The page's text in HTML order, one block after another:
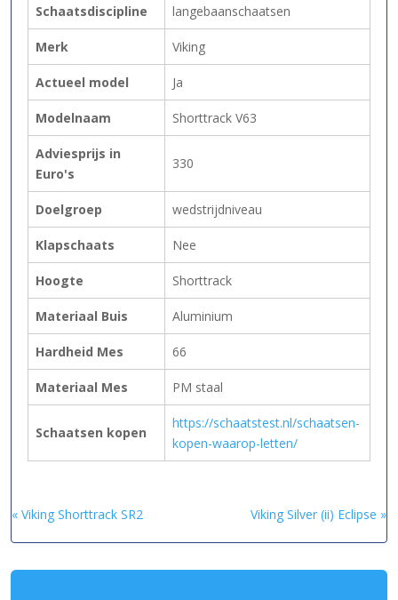
Schaatsdiscipline langebaanschaatsen
Merk Viking
Actueel model Ja
Modelnaam Shorttrack V63
Adviesprijs in
Euro's
330
Doelgroep wedstrijdniveau
Klapschaats Nee
Hoogte Shorttrack
Materiaal Buis Aluminium
Hardheid Mes 66
Materiaal Mes PM staal
Schaatsen kopen
https://schaatstest.nl/schaatsen-
kopen-waarop-letten/
« Viking Shorttrack SR2 Viking Silver (ii) Eclipse »